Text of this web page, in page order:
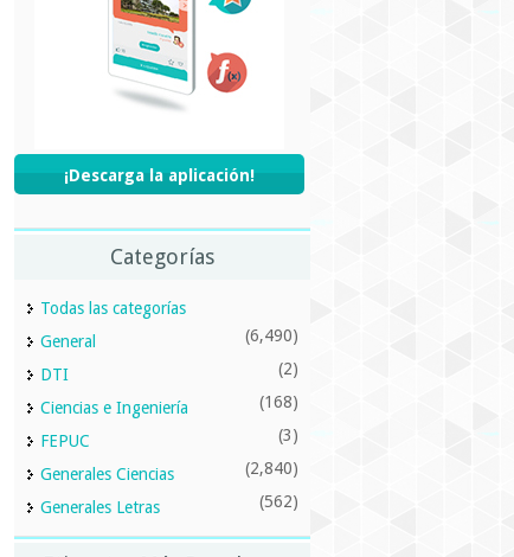
¡Descarga la aplicación!
Categorías
Todas las categorías
General
(6,490)
DTI (2)
Ciencias e Ingeniería (168)
FEPUC (3)
Generales Ciencias (2,840)
Generales Letras (562)